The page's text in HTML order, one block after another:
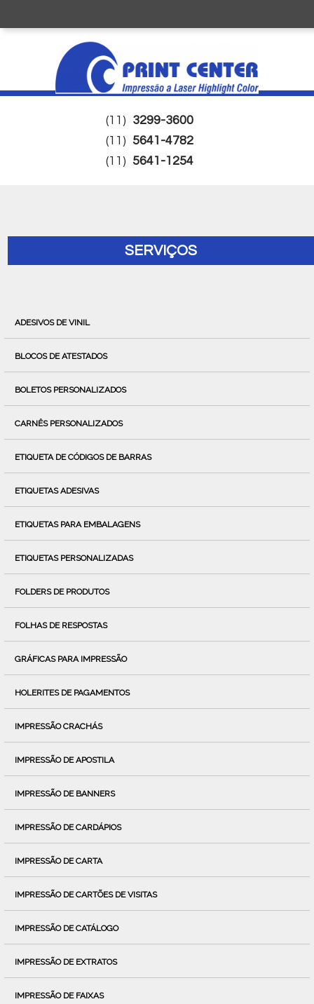
(11) 3299-3600
(11) 5641-4782
(11) 5641-1254
SERVIÇOS
ADESIVOS DE VINIL
BLOCOS DE ATESTADOS
BOLETOS PERSONALIZADOS
CARNÊS PERSONALIZADOS
ETIQUETA DE CÓDIGOS DE BARRAS
ETIQUETAS ADESIVAS
ETIQUETAS PARA EMBALAGENS
ETIQUETAS PERSONALIZADAS
FOLDERS DE PRODUTOS
FOLHAS DE RESPOSTAS
GRÁFICAS PARA IMPRESSÃO
HOLERITES DE PAGAMENTOS
IMPRESSÃO CRACHÁS
IMPRESSÃO DE APOSTILA
IMPRESSÃO DE BANNERS
IMPRESSÃO DE CARDÁPIOS
IMPRESSÃO DE CARTA
IMPRESSÃO DE CARTÕES DE VISITAS
IMPRESSÃO DE CATÁLOGO
IMPRESSÃO DE EXTRATOS
IMPRESSÃO DE FAIXAS